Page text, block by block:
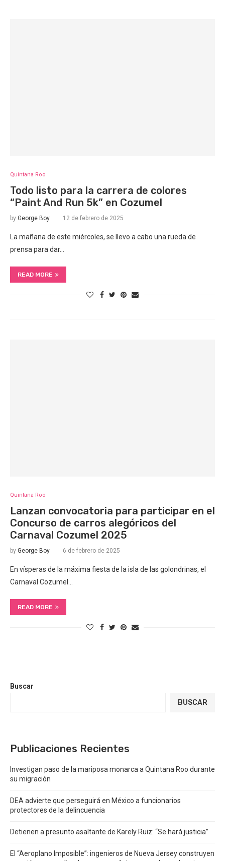
Quintana Roo
Todo listo para la carrera de colores
“Paint And Run 5k” en Cozumel
by George Boy 12 de febrero de 2025
La mañana de este miércoles, se llevo a cabo una rueda de
prensa para dar…
READ MORE
Quintana Roo
Lanzan convocatoria para participar en el
Concurso de carros alegóricos del
Carnaval Cozumel 2025
by George Boy 6 de febrero de 2025
En vísperas de la máxima fiesta de la isla de las golondrinas, el
Carnaval Cozumel…
READ MORE
Buscar
BUSCAR
Publicaciones Recientes
Investigan paso de la mariposa monarca a Quintana Roo durante
su migración
DEA advierte que perseguirá en México a funcionarios
protectores de la delincuencia
Detienen a presunto asaltante de Karely Ruiz: “Se hará justicia”
El “Aeroplano Imposible”: ingenieros de Nueva Jersey construyen